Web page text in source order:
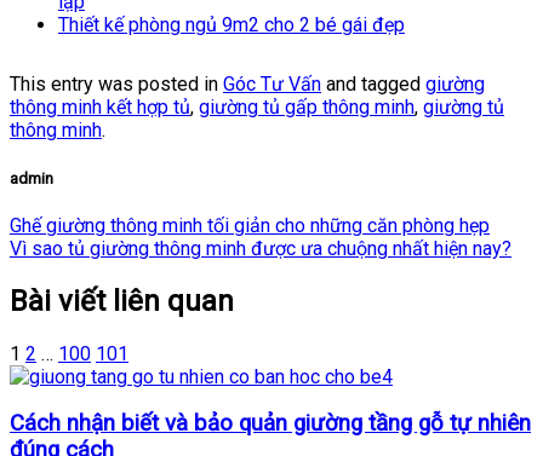
Thiết kế phòng ngủ 9m2 cho 2 bé gái đẹp
This entry was posted in Góc Tư Vấn and tagged giường
thông minh kết hợp tủ, giường tủ gấp thông minh, giường tủ
thông minh.
admin
Ghế giường thông minh tối giản cho những căn phòng hẹp
Vì sao tủ giường thông minh được ưa chuộng nhất hiện nay?
Bài viết liên quan
1 2 … 100 101
Cách nhận biết và bảo quản giường tầng gỗ tự nhiên
đúng cách